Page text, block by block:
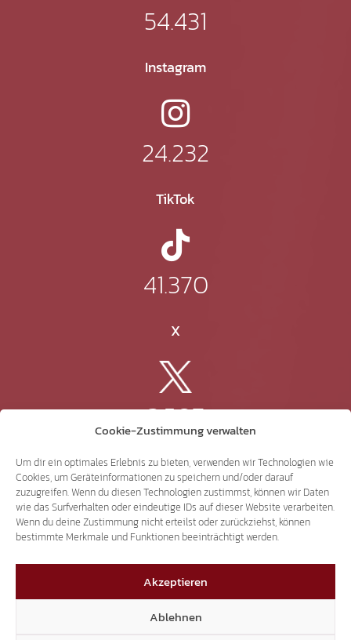
Cookie-Zustimmung verwalten
Um dir ein optimales Erlebnis zu bieten, verwenden wir Technologien wie
Cookies, um Geräteinformationen zu speichern und/oder darauf
zuzugreifen. Wenn du diesen Technologien zustimmst, können wir Daten
wie das Surfverhalten oder eindeutige IDs auf dieser Website verarbeiten.
Wenn du deine Zustimmung nicht erteilst oder zurückziehst, können
bestimmte Merkmale und Funktionen beeinträchtigt werden.
Akzeptieren
Ablehnen
54.431
Instagram
24.232
TikTok
41.370
X
3.507
Threads
3.401
YouTube